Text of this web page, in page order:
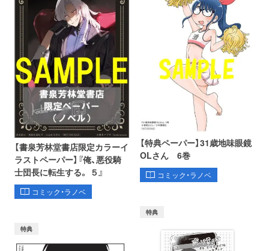
【書泉芳林堂書店限定カラーイ
ラストペーパー】『俺、悪役騎
士団長に転生する。 ５』
コミック・ラノベ
【特典ペーパー】31歳地味眼鏡
OLさん 6巻
コミック・ラノベ
特典
特典